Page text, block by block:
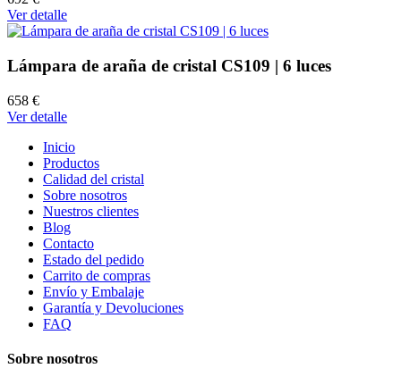
Ver detalle
Lámpara de araña de cristal CS109 | 6 luces
658 €
Ver detalle
Inicio
Productos
Calidad del cristal
Sobre nosotros
Nuestros clientes
Blog
Contacto
Estado del pedido
Carrito de compras
Envío y Embalaje
Garantía y Devoluciones
FAQ
Sobre nosotros